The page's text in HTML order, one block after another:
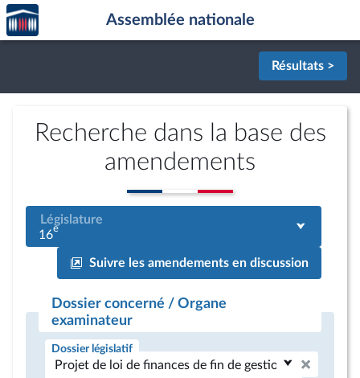
Aller au contenu
Aller en bas de la page
Accèder
à la
page
Assemblée nationale
Résultats >
Recherche dans la base des
amendements
Législature
16e
Suivre les amendements en discussion
Dossier concerné / Organe
examinateur
Dossier législatif